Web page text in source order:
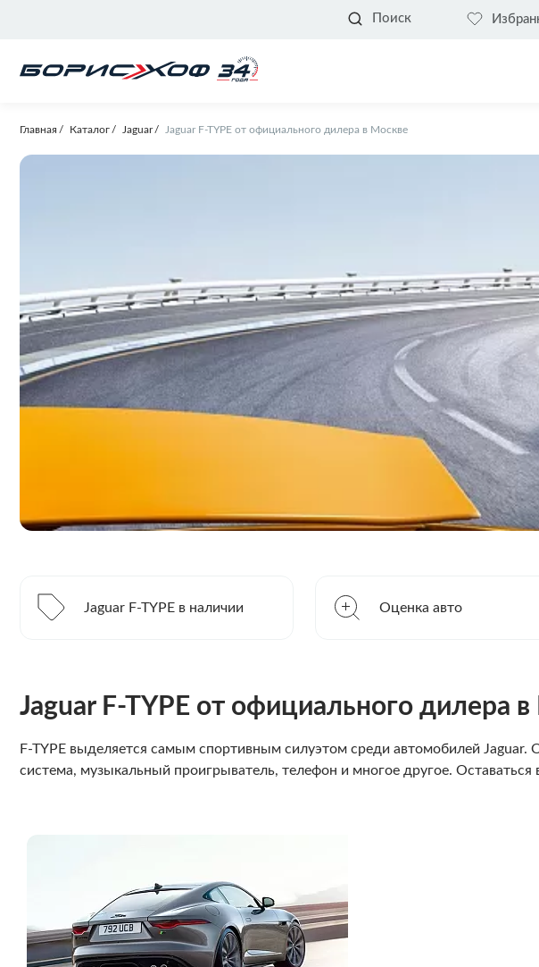
Поиск
Главная Каталог Jaguar Jaguar F-TYPE от официального дилера в Москве
Jaguar F-TYPE в наличии Оценка авто
Jaguar F-TYPE от официального дилера
F-TYPE выделяется самым спортивным силуэтом среди автомобилей
система, музыкальный проигрыватель, телефон и многое другое.